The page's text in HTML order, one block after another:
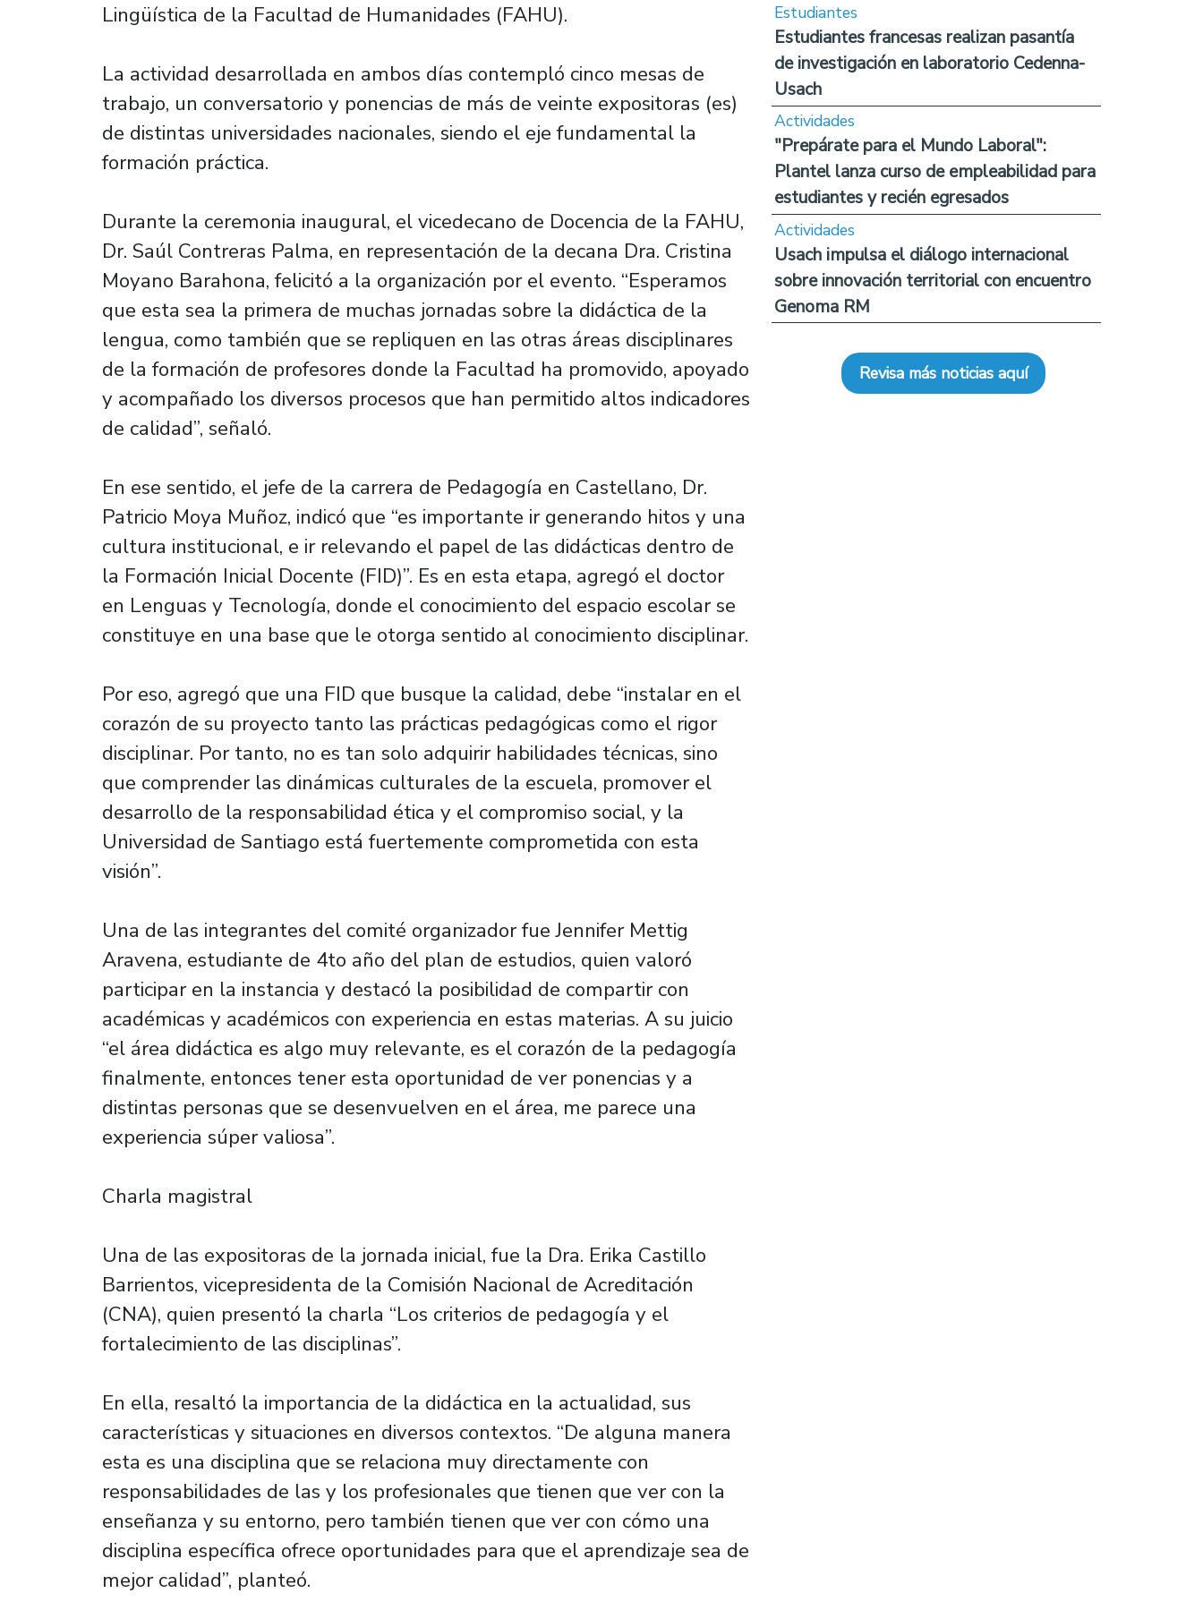
Lingüística de la Facultad de Humanidades (FAHU).
La actividad desarrollada en ambos días contempló cinco mesas de
trabajo, un conversatorio y ponencias de más de veinte expositoras (es)
de distintas universidades nacionales, siendo el eje fundamental la
formación práctica.
Durante la ceremonia inaugural, el vicedecano de Docencia de la FAHU,
Dr. Saúl Contreras Palma, en representación de la decana Dra. Cristina
Moyano Barahona, felicitó a la organización por el evento. “Esperamos
que esta sea la primera de muchas jornadas sobre la didáctica de la
lengua, como también que se repliquen en las otras áreas disciplinares
de la formación de profesores donde la Facultad ha promovido, apoyado
y acompañado los diversos procesos que han permitido altos indicadores
de calidad”, señaló.
En ese sentido, el jefe de la carrera de Pedagogía en Castellano, Dr.
Patricio Moya Muñoz, indicó que “es importante ir generando hitos y una
cultura institucional, e ir relevando el papel de las didácticas dentro de
la Formación Inicial Docente (FID)”. Es en esta etapa, agregó el doctor
en Lenguas y Tecnología, donde el conocimiento del espacio escolar se
constituye en una base que le otorga sentido al conocimiento disciplinar.
Por eso, agregó que una FID que busque la calidad, debe “instalar en el
corazón de su proyecto tanto las prácticas pedagógicas como el rigor
disciplinar. Por tanto, no es tan solo adquirir habilidades técnicas, sino
que comprender las dinámicas culturales de la escuela, promover el
desarrollo de la responsabilidad ética y el compromiso social, y la
Universidad de Santiago está fuertemente comprometida con esta
visión”.
Una de las integrantes del comité organizador fue Jennifer Mettig
Aravena, estudiante de 4to año del plan de estudios, quien valoró
participar en la instancia y destacó la posibilidad de compartir con
académicas y académicos con experiencia en estas materias. A su juicio
“el área didáctica es algo muy relevante, es el corazón de la pedagogía
finalmente, entonces tener esta oportunidad de ver ponencias y a
distintas personas que se desenvuelven en el área, me parece una
experiencia súper valiosa”.
Charla magistral
Una de las expositoras de la jornada inicial, fue la Dra. Erika Castillo
Barrientos, vicepresidenta de la Comisión Nacional de Acreditación
(CNA), quien presentó la charla “Los criterios de pedagogía y el
fortalecimiento de las disciplinas”.
En ella, resaltó la importancia de la didáctica en la actualidad, sus
características y situaciones en diversos contextos. “De alguna manera
esta es una disciplina que se relaciona muy directamente con
responsabilidades de las y los profesionales que tienen que ver con la
enseñanza y su entorno, pero también tienen que ver con cómo una
disciplina específica ofrece oportunidades para que el aprendizaje sea de
mejor calidad”, planteó.
Estudiantes
Estudiantes francesas realizan pasantía
de investigación en laboratorio Cedenna-
Usach
Actividades
"Prepárate para el Mundo Laboral":
Plantel lanza curso de empleabilidad para
estudiantes y recién egresados
Actividades
Usach impulsa el diálogo internacional
sobre innovación territorial con encuentro
Genoma RM
Revisa más noticias aquí